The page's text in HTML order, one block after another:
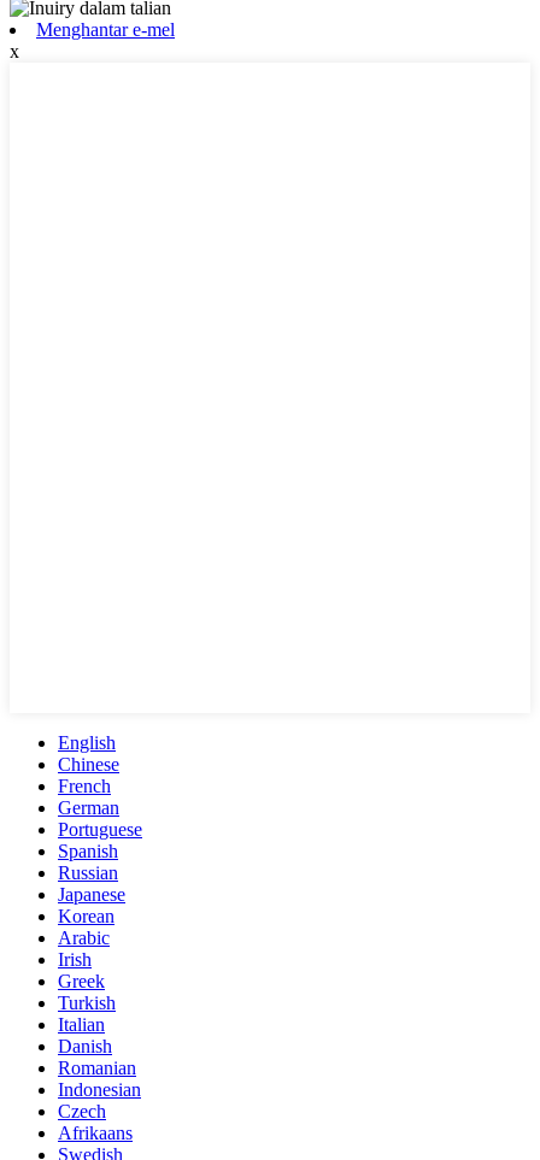
Menghantar e-mel
x
English
Chinese
French
German
Portuguese
Spanish
Russian
Japanese
Korean
Arabic
Irish
Greek
Turkish
Italian
Danish
Romanian
Indonesian
Czech
Afrikaans
Swedish